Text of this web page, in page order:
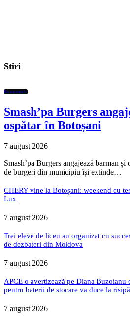
Stiri
Economic
Smash’pa Burgers
ospătar în Botoșani
7 august 2026
Smash’pa Burgers angajează barman
de burgeri din municipiu își extinde…
CHERY vine la Botoșani: weekend cu
Lux
7 august 2026
Trei eleve de liceu au organizat cu
de dezbateri din Moldova
7 august 2026
APCE o avertizează pe Diana Buzoianu
pentru baterii de stocare va duce la
7 august 2026